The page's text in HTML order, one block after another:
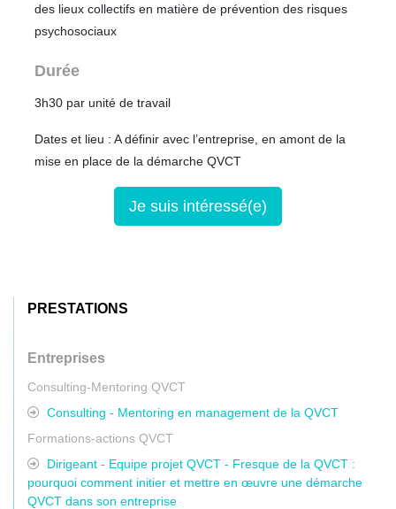
des lieux collectifs en matière de prévention des risques
psychosociaux
Durée
3h30 par unité de travail
Dates et lieu : A définir avec l’entreprise, en amont de la
mise en place de la démarche QVCT
Je suis intéressé(e)
PRESTATIONS
Entreprises
Consulting-Mentoring QVCT
Consulting - Mentoring en management de la QVCT
Formations-actions QVCT
Dirigeant - Equipe projet QVCT - Fresque de la QVCT :
pourquoi comment initier et mettre en œuvre une démarche
QVCT dans son entreprise